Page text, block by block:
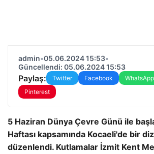
admin•05.06.2024 15:53•
Güncellendi: 05.06.2024 15:53
Paylaş: Twitter Facebook WhatsApp
Pinterest
5 Haziran Dünya Çevre Günü ile
Haftası kapsamında Kocaeli'de bir
düzenlendi. Kutlamalar İzmit Kent